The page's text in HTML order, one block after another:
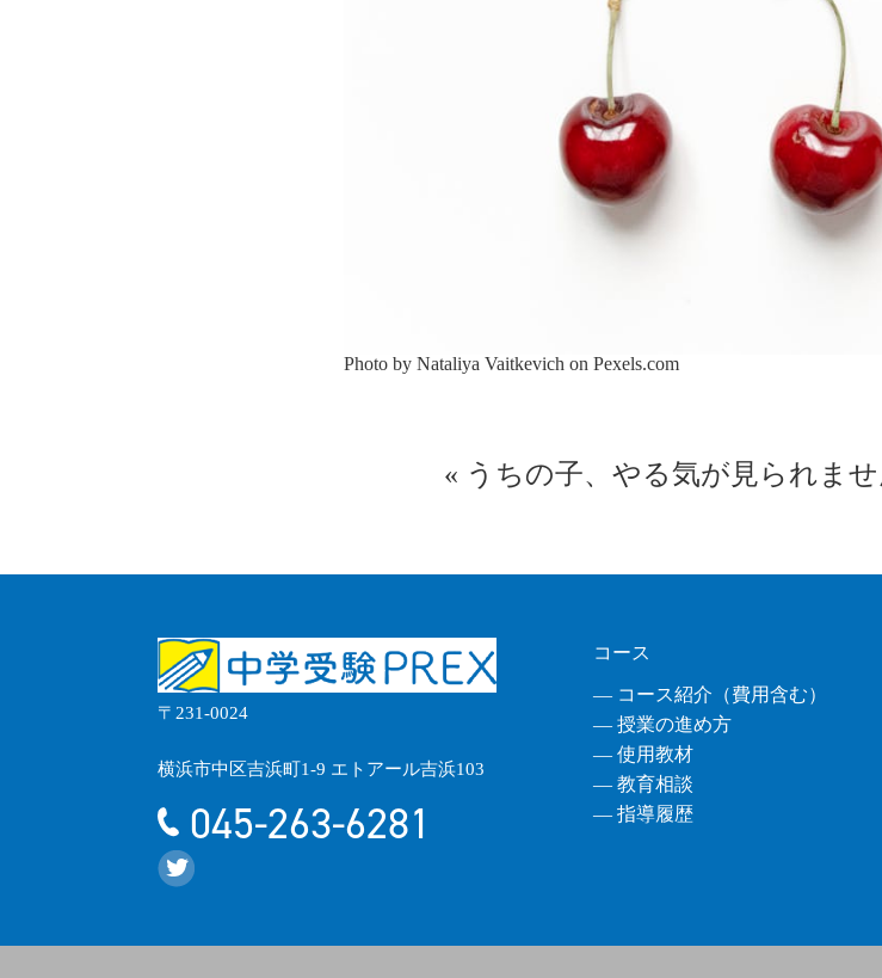
Photo by Nataliya Vaitkevich on Pexels.com
« うちの子、やる気が見られませ
〒231-0024
横浜市中区吉浜町1-9 エトアール吉浜103
045-263-6281
コース
― コース紹介（費用含む）
― 授業の進め方
― 使用教材
― 教育相談
― 指導履歴